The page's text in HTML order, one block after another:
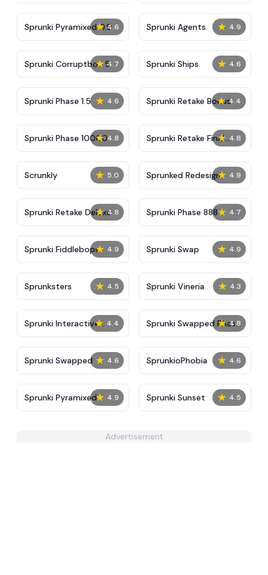
★ 4.6
Sprunki Pyramixed 0.9 ★ 4.9
Sprunki Agents
★ 4.7
Sprunki Corruptbox 5 ★ 4.6
Sprunki Ships
★ 4.6
Sprunki Phase 1.5 ★ 4.4
Sprunki Retake Bonus
★ 4.8
Sprunki Phase 10000 ★ 4.8
Sprunki Retake Final
Update
★ 5.0
Scrunkly ★ 4.9
Sprunked Redesign
★ 4.8
Sprunki Retake Deluxe ★ 4.7
Sprunki Phase 888
★ 4.9
Sprunki Fiddlebops ★ 4.9
Sprunki Swap
★ 4.5
Sprunksters ★ 4.3
Sprunki Vineria
★ 4.4
Sprunki Interactive
Tunner
★ 4.8
Sprunki Swapped Phase
7
★ 4.6
Sprunki Swapped ★ 4.6
SprunkioPhobia
★ 4.9
Sprunki Pyramixed ★ 4.5
Sprunki Sunset
Advertisement